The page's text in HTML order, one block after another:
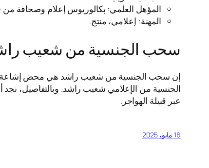
المؤهل العلمي: بكالوريوس إعلام وصحافة من
المهنة: إعلامي، منتج.
سحب الجنسية من شعيب
إن سحب الجنسية من شعيب راشد هي محض إشاعة،
الجنسية من الإعلامي شعيب راشد. وبالتفاصيل،
عبر قبيلة الهواجر.
16 مايو، 2025